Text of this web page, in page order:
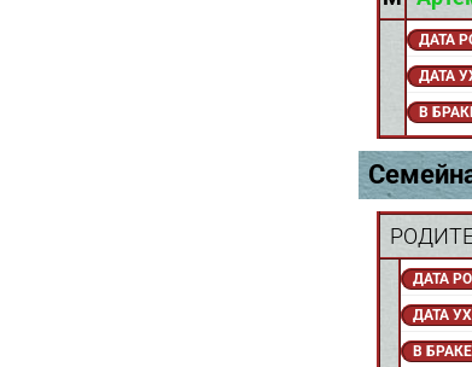
ДАТА
ДАТА
В
ДАТА
ДАТА
В БРАКЕ